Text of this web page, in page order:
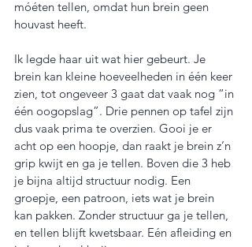
móéten tellen, omdat hun brein geen
houvast heeft.
Ik legde haar uit wat hier gebeurt. Je
brein kan kleine hoeveelheden in één keer
zien, tot ongeveer 3 gaat dat vaak nog “in
één oogopslag”. Drie pennen op tafel zijn
dus vaak prima te overzien. Gooi je er
acht op een hoopje, dan raakt je brein z’n
grip kwijt en ga je tellen. Boven die 3 heb
je bijna altijd structuur nodig. Een
groepje, een patroon, iets wat je brein
kan pakken. Zonder structuur ga je tellen,
en tellen blijft kwetsbaar. Eén afleiding en